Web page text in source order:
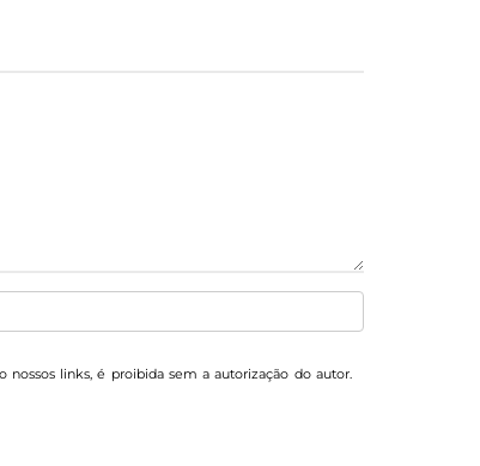
links, é proibida sem a autorização do autor.